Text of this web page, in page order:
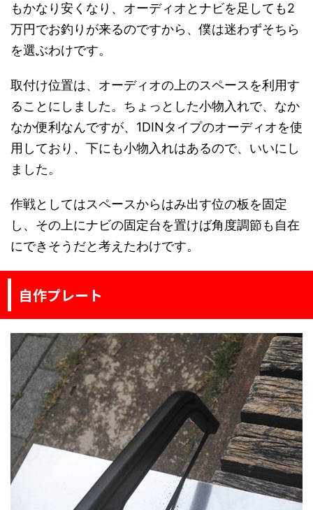
もかなり安くなり、オーディオとナビを足しても2
万円でお釣りが来るのですから、僕は迷わずそちら
を選ぶわけです。
取付け位置は、オーディオの上のスペースを利用す
ることにしました。ちょっとした小物入れで、なか
なか便利なんですが、1DINタイプのオーディオを使
用しており、下にも小物入れはあるので、いいにし
ました。
作戦としてはスペースからはみ出す位の板を固定
し、その上にナビの固定台を置けば角度調節も自在
にできそうだと考えたわけです。
自作プレート